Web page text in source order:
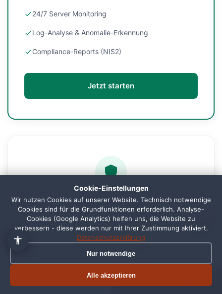
24/7 Server Monitoring
Log-Analyse & Anomalie-Erkennung
Compliance-Reports (NIS2)
Jetzt starten
Komplett-Paket
Für größere Unternehmen
Auf Anfrage
individuelles Angebot
Geräte + Server kombiniert
Cookie-Einstellungen
Wir nutzen Cookies auf unserer Website. Technisch notwendige
Cookies sind für die Grundfunktionen erforderlich. Analyse-
Cookies (Google Analytics) helfen uns, die Website zu
verbessern - diese werden nur mit Ihrer Zustimmung aktiviert.
Datenschutzerklärung
Nur notwendige
Alle akzeptieren
👋 Hallo, ich bin Pixi!
Fragen zu Webdesign, SEO
einfach, ich antworte sofort.